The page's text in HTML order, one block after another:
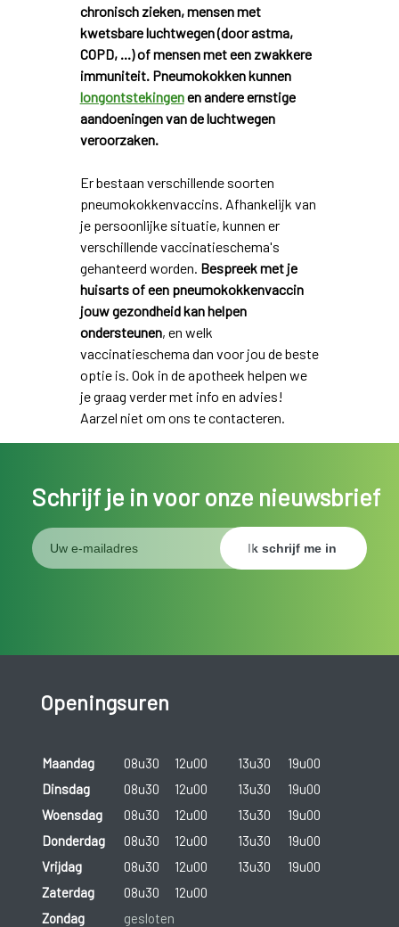
chronisch zieken, mensen met
kwetsbare luchtwegen (door astma,
COPD, ...) of mensen met een zwakkere
immuniteit. Pneumokokken kunnen
longontstekingenen andere ernstige
aandoeningen van de luchtwegen
veroorzaken.
Er bestaan verschillende soorten
pneumokokkenvaccins. Afhankelijk van
je persoonlijke situatie, kunnen er
verschillende vaccinatieschema's
gehanteerd worden. Bespreek met je
huisarts of een pneumokokkenvaccin
jouw gezondheid kan helpen
ondersteunen, en welk
vaccinatieschema dan voor jou de beste
optie is. Ook in de apotheek helpen we
je graag verder met info en advies!
Aarzel niet om ons te contacteren.
Schrijf je in voor onze nieuwsbrief
Openingsuren
Maandag 08u30 12u00 13u30
19u00
Dinsdag
08u30 12u00 13u30
19u00
Woensdag
08u30 12u00 13u30
19u00
Donderdag
08u30 12u00 13u30
19u00
Vrijdag
08u30 12u00 13u30
19u00
Zaterdag
08u30
12u00
Zondag
gesloten